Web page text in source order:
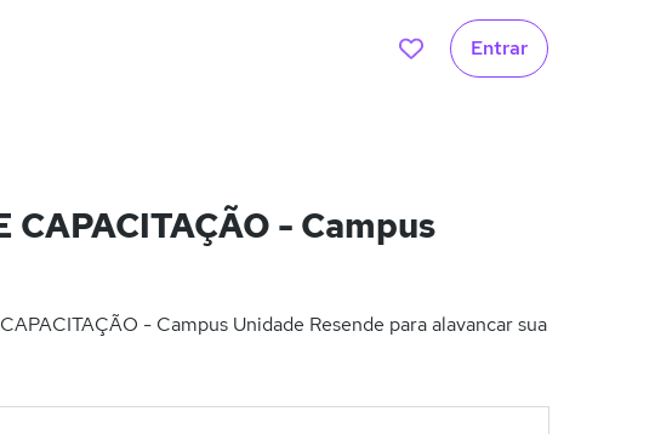
Entrar
CAPACITAÇÃO - Campus
- Campus Unidade Resende para alavancar sua